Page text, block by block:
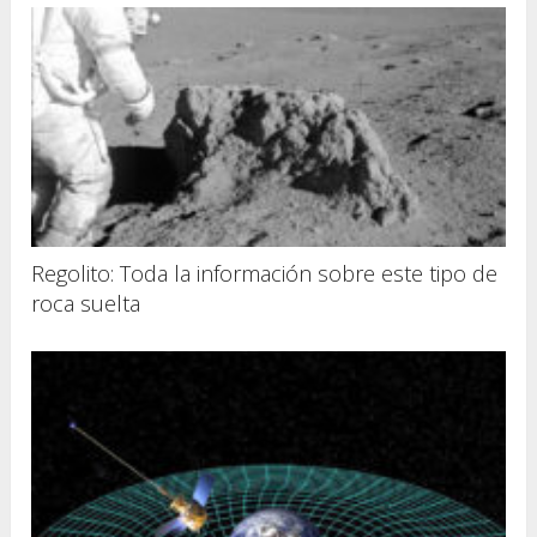
Regolito: Toda la información sobre este tipo de
roca suelta